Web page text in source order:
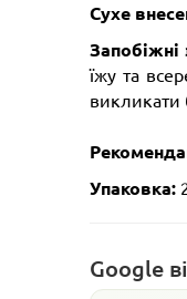
Сухе
Запобіжні
їжу та
викликати
Упаковка:
Google